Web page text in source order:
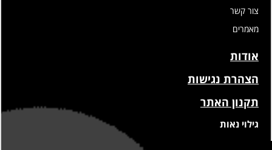
צור קשר
מאמרים
אודות
הצהרת נגישות
תקנון האתר
גילוי נאות